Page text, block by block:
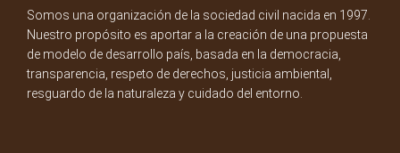
Somos una organización de la sociedad civil nacida en 1997.
Nuestro propósito es aportar a la creación de una propuesta
de modelo de desarrollo país, basada en la democracia,
transparencia, respeto de derechos, justicia ambiental,
resguardo de la naturaleza y cuidado del entorno.